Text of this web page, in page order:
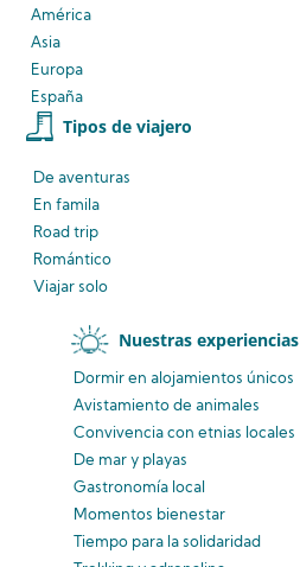
América
Asia
Europa
España
Tipos de viajero
De aventuras
En famila
Road trip
Romántico
Viajar solo
Nuestras experiencias
Dormir en alojamientos únicos
Avistamientode animales
Convivenciacon etnias locales
De mar y playas
Gastronomía local
Momentos bienestar
Tiempo para la solidaridad